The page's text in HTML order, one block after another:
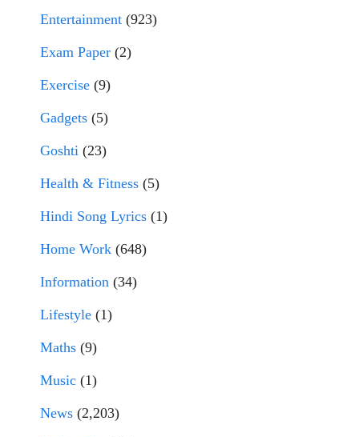
Entertainment (923)
Exam Paper (2)
Exercise (9)
Gadgets (5)
Goshti (23)
Health & Fitness (5)
Hindi Song Lyrics (1)
Home Work (648)
Information (34)
Lifestyle (1)
Maths (9)
Music (1)
News (2,203)